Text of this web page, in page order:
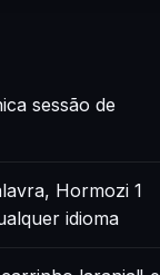
sessão de
Hormozi 1
idioma